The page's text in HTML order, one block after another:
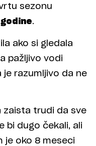
sezonu
.
ako si gledala
pažljivo vodi
je razumljivo da ne
zaista trudi da sve
bi dugo čekali, ali
je oko 8 meseci